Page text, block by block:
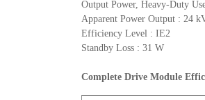
Output Power, Heavy-Duty
Apparent Power Output : 24
Efficiency Level : IE2
Standby Loss : 31 W
Complete Drive Module